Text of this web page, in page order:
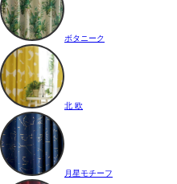
ボタニーク
北 欧
月星モチーフ